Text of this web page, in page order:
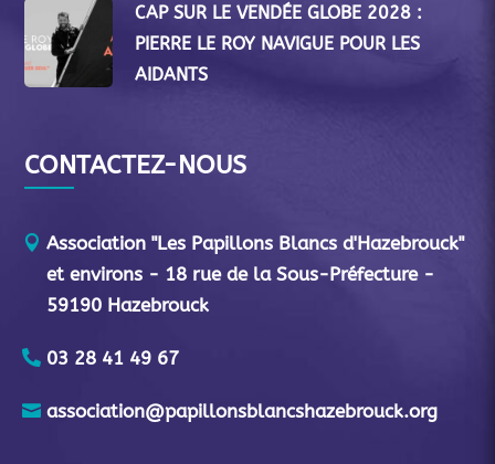
CAP SUR LE VENDÉE GLOBE 2028 :
PIERRE LE ROY NAVIGUE POUR LES
AIDANTS
CONTACTEZ-NOUS
Association "Les Papillons Blancs d'Hazebrouck"
et environs - 18 rue de la Sous-Préfecture -
59190 Hazebrouck
03 28 41 49 67
association@papillonsblancshazebrouck.org